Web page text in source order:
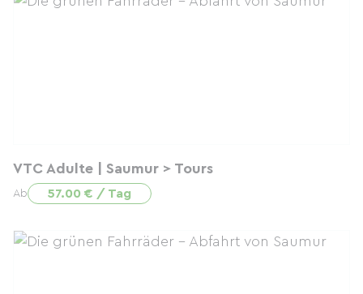
VTC Adulte | Saumur > Tours
Ab 57.00 € / Tag